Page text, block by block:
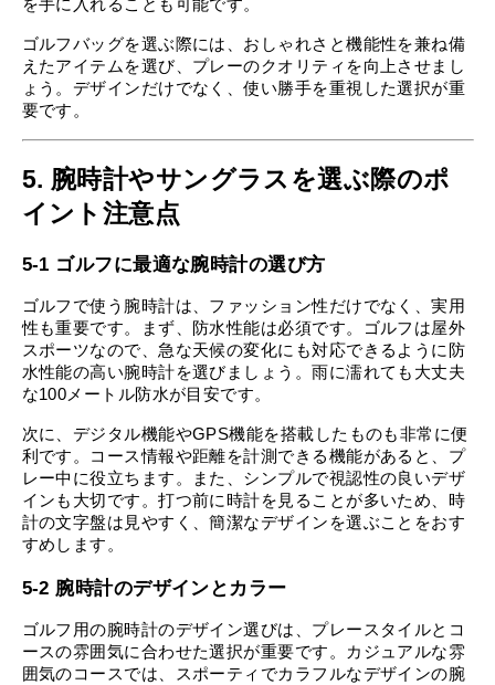
を手に入れることも可能です。
ゴルフバッグを選ぶ際には、おしゃれさと機能性を兼ね備
えたアイテムを選び、プレーのクオリティを向上させまし
ょう。デザインだけでなく、使い勝手を重視した選択が重
要です。
5. 腕時計やサングラスを選ぶ際のポ
イント注意点
5-1 ゴルフに最適な腕時計の選び方
ゴルフで使う腕時計は、ファッション性だけでなく、実用
性も重要です。まず、防水性能は必須です。ゴルフは屋外
スポーツなので、急な天候の変化にも対応できるように防
水性能の高い腕時計を選びましょう。雨に濡れても大丈夫
な100メートル防水が目安です。
次に、デジタル機能やGPS機能を搭載したものも非常に便
利です。コース情報や距離を計測できる機能があると、プ
レー中に役立ちます。また、シンプルで視認性の良いデザ
インも大切です。打つ前に時計を見ることが多いため、時
計の文字盤は見やすく、簡潔なデザインを選ぶことをおす
すめします。
5-2 腕時計のデザインとカラー
ゴルフ用の腕時計のデザイン選びは、プレースタイルとコ
ースの雰囲気に合わせた選択が重要です。カジュアルな雰
囲気のコースでは、スポーティでカラフルなデザインの腕